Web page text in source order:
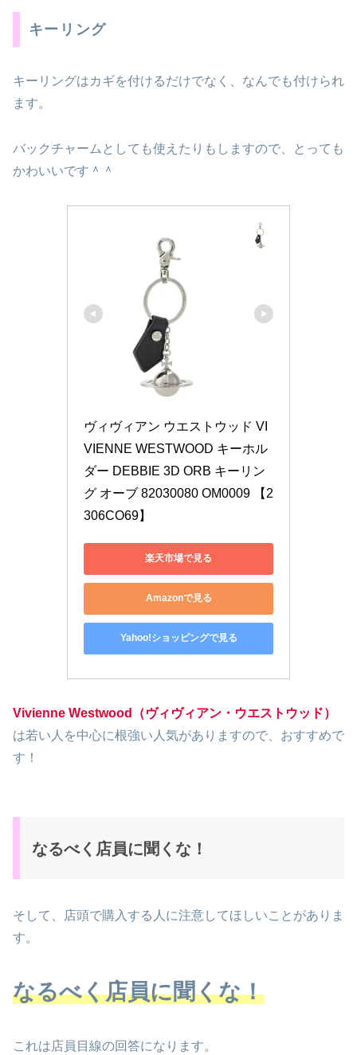
キーリング
キーリングはカギを付けるだけでなく、なんでも付けられ
ます。
バックチャームとしても使えたりもしますので、とっても
かわいいです＾＾
ヴィヴィアン ウエストウッド VI
VIENNE WESTWOOD キーホル
ダー DEBBIE 3D ORB キーリン
グ オーブ 82030080 OM0009 【2
306CO69】
楽天市場で見る
Amazonで見る
Yahoo!ショッピングで見る
Vivienne Westwood
（ヴィヴィアン・ウエストウッド）
は若い人を中心に根強い人気がありますので、おすすめで
す！
なるべく店員に聞くな！
そして、店頭で購入する人に注意してほしいことがありま
す。
なるべく店員に聞くな！
これは店員目線の回答になります。